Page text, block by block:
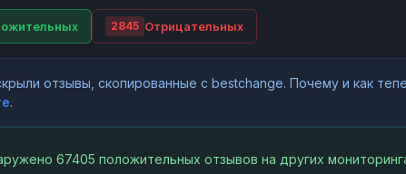
2845 Отрицательных
отзывы, скопированные с bestchange. Почему и как
.
67405 положительных отзывов на других